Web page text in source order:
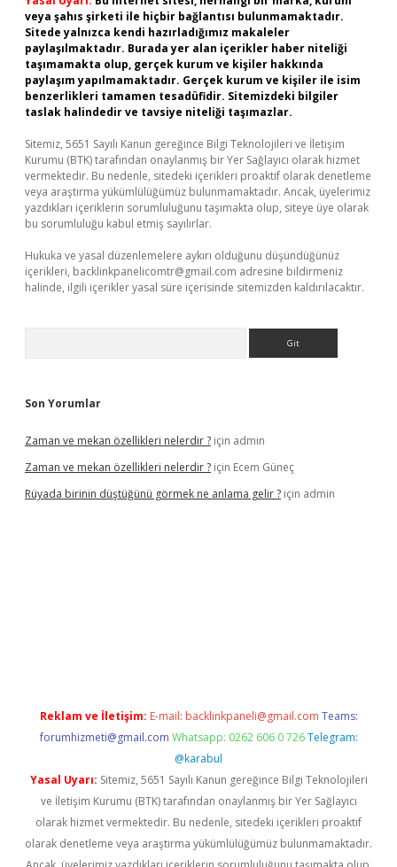
veya şahıs şirketi ile hiçbir bağlantısı bulunmamaktadır.
Sitede yalnızca kendi hazırladığımız makaleler
paylaşılmaktadır. Burada yer alan içerikler haber niteliği
taşımamakta olup, gerçek kurum ve kişiler hakkında
paylaşım yapılmamaktadır. Gerçek kurum ve kişiler ile isim
benzerlikleri tamamen tesadüfidir. Sitemizdeki bilgiler
taslak halindedir ve tavsiye niteliği taşımazlar.
Sitemiz, 5651 Sayılı Kanun gereğince Bilgi Teknolojileri ve İletişim
Kurumu (BTK) tarafından onaylanmış bir Yer Sağlayıcı olarak hizmet
vermektedir. Bu nedenle, sitedeki içerikleri proaktif olarak denetleme
veya araştırma yükümlülüğümüz bulunmamaktadır. Ancak, üyelerimiz
yazdıkları içeriklerin sorumluluğunu taşımakta olup, siteye üye olarak
bu sorumluluğu kabul etmiş sayılırlar.
Hukuka ve yasal düzenlemelere aykırı olduğunu düşündüğünüz
içerikleri, backlinkpanelicomtr@gmail.com adresine bildirmeniz
halinde, ilgili içerikler yasal süre içerisinde sitemizden kaldırılacaktır.
Son Yorumlar
Zaman ve mekan özellikleri nelerdir ? için admin
Zaman ve mekan özellikleri nelerdir ? için Ecem Güneç
Rüyada birinin düştüğünü görmek ne anlama gelir ? için admin
Reklam ve İletişim: E-mail: backlinkpaneli@gmail.com Teams:
forumhizmeti@gmail.com Whatsapp: 0262 606 0 726 Telegram:
@karabul
Yasal Uyarı: Sitemiz, 5651 Sayılı Kanun gereğince Bilgi Teknolojileri
ve İletişim Kurumu (BTK) tarafından onaylanmış bir Yer Sağlayıcı
olarak hizmet vermektedir. Bu nedenle, sitedeki içerikleri proaktif
olarak denetleme veya araştırma yükümlülüğümüz bulunmamaktadır.